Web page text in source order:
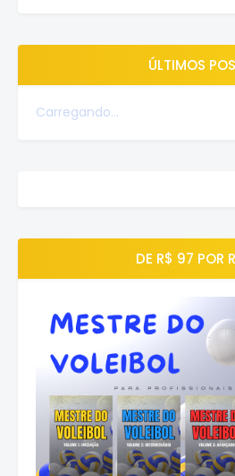
ÚLTIMOS
Carregando...
DE R$ 97 POR